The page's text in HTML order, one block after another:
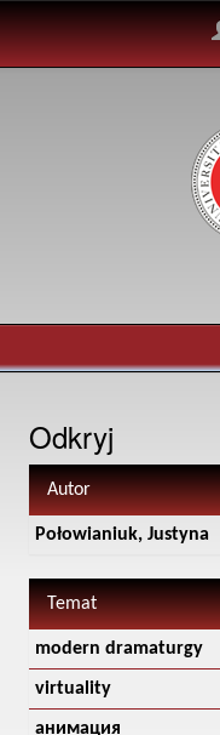
Odkryj
Autor
Połowianiuk, Justyna
Temat
modern dramaturgy
virtuality
анимация